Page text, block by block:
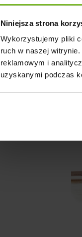
Niniejsza strona
Wykorzystujemy pliki
ruch w naszej
reklamowym i
uzyskanymi podczas